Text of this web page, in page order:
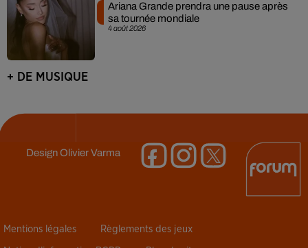
4 août 2026
Ariana Grande prendra une pause après
sa tournée mondiale
+ DE MUSIQUE
DesignOlivier Varma
Mentions légales Règlements des jeux